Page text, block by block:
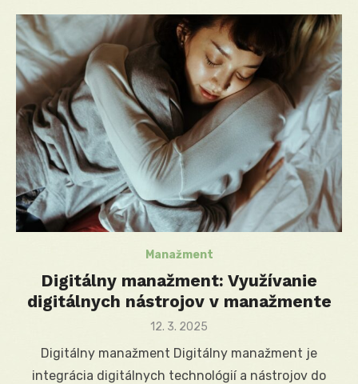
Manažment
Digitálny manažment: Využívanie
digitálnych nástrojov v manažmente
Posted
12. 3. 2025
Digitálny manažment Digitálny manažment je
integrácia digitálnych technológií a nástrojov do